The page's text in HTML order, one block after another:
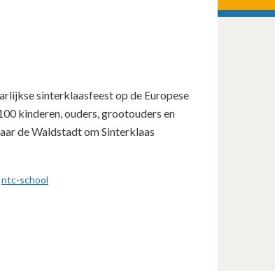
sinterklaasfeest op de Europese
kinderen, ouders, grootouders en
de Waldstadt om Sinterklaas
ntc-school